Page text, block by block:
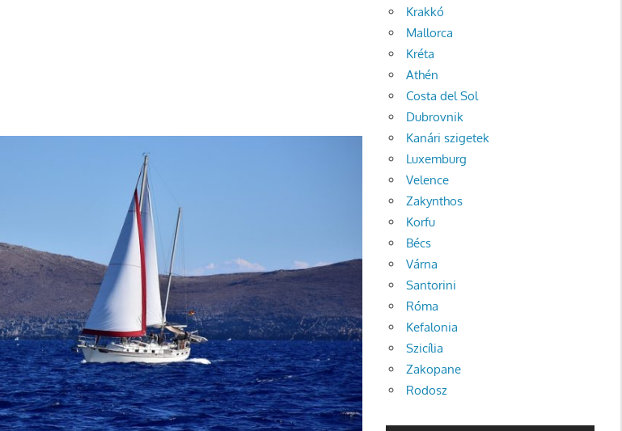
Krakkó
Mallorca
Kréta
Athén
Costa del Sol
Dubrovnik
Kanári szigetek
Luxemburg
Velence
Zakynthos
Korfu
Bécs
Várna
Santorini
Róma
Kefalonia
Szicília
Zakopane
Rodosz